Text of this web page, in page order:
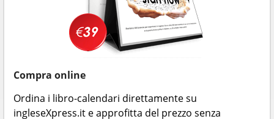
Compra online
Ordina i libro-calendari direttamente su
ingleseXpress.it e approfitta del prezzo senza